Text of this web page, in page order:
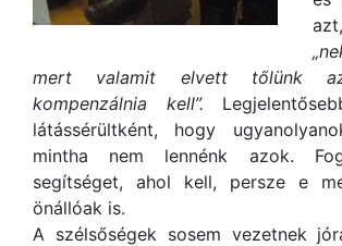
mert valamit elvett tőlünk
kompenzálnia kell”.
látássérültként, hogy
mintha nem lennénk azok.
segítséget, ahol kell, persze e
önállóak is.
A szélsőségek sosem vezetnek